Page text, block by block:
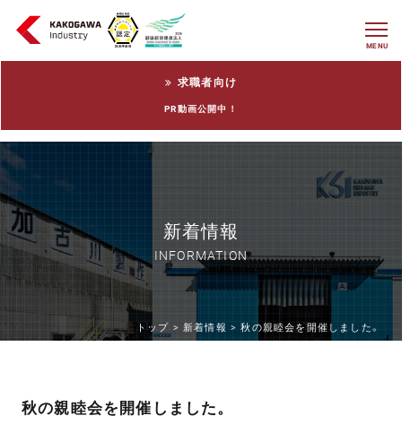
MENU
求職者向け
PR動画公開中！
新着情報
INFORMATION
トップ > 新着情報 >秋の親睦会を開催しました。
秋の親睦会を開催しました。